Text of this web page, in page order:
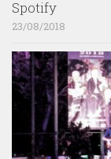
Spotify
23/08/2018